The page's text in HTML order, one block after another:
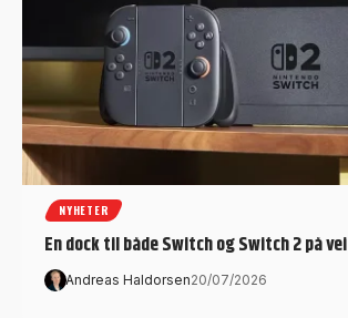
NYHETER
En dock til både Switch og Switch 2 på vei
Andreas Haldorsen20/07/2026